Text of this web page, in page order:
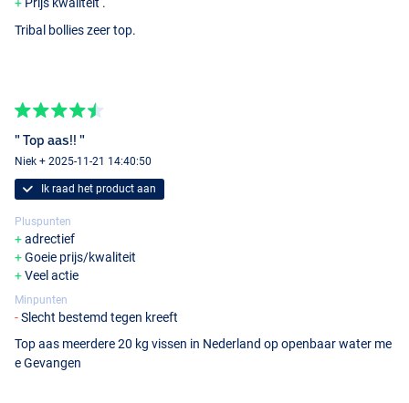
Prijs kwaliteit .
Tribal bollies zeer top.
" Top aas!! "
Niek + 2025-11-21 14:40:50
Ik raad het product aan
Pluspunten
adrectief
Goeie prijs/kwaliteit
Veel actie
Minpunten
Slecht bestemd tegen kreeft
Top aas meerdere 20 kg vissen in Nederland op openbaar water me
e Gevangen